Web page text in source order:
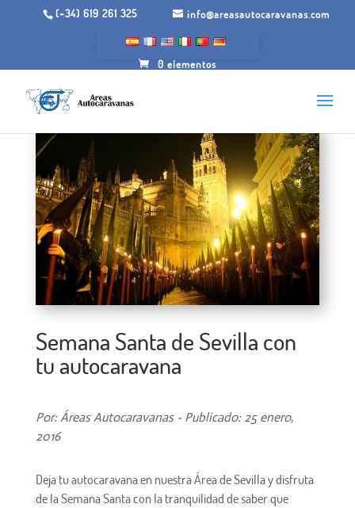
(+34) 619 261 325 info@areasautocaravanas.com
0 elementos
Semana Santa de Sevilla con
tu autocaravana
Por: Áreas Autocaravanas - Publicado: 25 enero,
2016
Deja tu autocaravana en nuestra Área de Sevilla y disfruta
de la Semana Santa con la tranquilidad de saber que